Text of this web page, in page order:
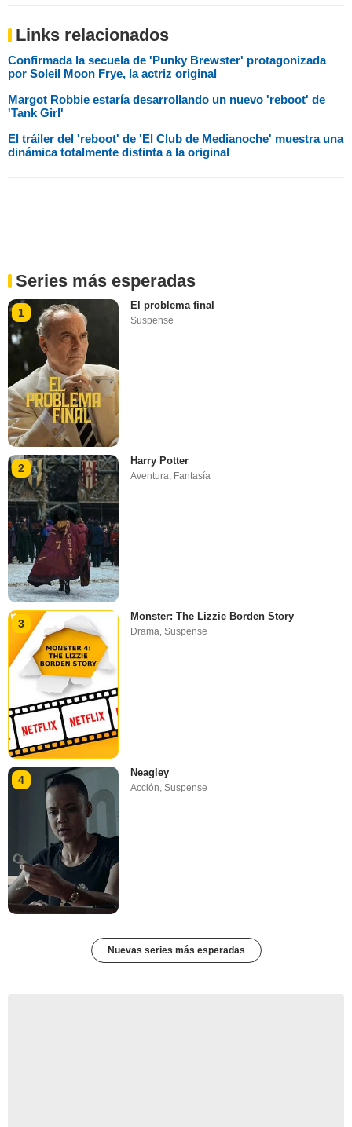
Links relacionados
Confirmada la secuela de 'Punky Brewster' protagonizada
por Soleil Moon Frye, la actriz original
Margot Robbie estaría desarrollando un nuevo 'reboot' de
'Tank Girl'
El tráiler del 'reboot' de 'El Club de Medianoche' muestra una
dinámica totalmente distinta a la original
Series más esperadas
1
El problema final
Suspense
2
Harry Potter
Aventura, Fantasía
3
Monster: The Lizzie Borden Story
Drama,Suspense
4
Neagley
Acción ,Suspense
Nuevas series más esperadas